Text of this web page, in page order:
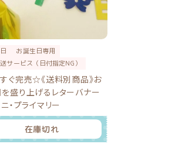
お誕生日専用
サービス（日付指定NG）
ぐ完売☆《送料別商品》お
盛り上げるレターバナー
ニ・プライマリー
在庫切れ